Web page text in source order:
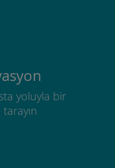
yoluyla bir